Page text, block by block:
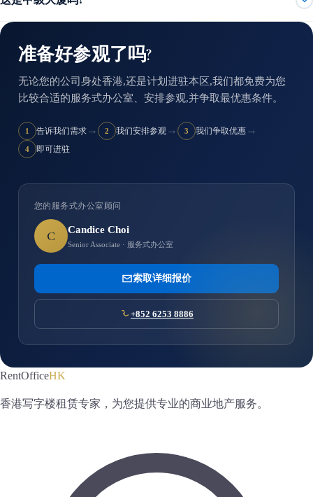
准备好参观了吗?
无论您的公司身处香港,还是计划进驻本区,我们都免费为您
比较合适的服务式办公室、安排参观,并争取最优惠条件。
1 告诉我们需求 → 2 我们安排参观 → 3 我们争取优惠 →
4 即可进驻
您的服务式办公室顾问
C Candice Choi
Senior Associate · 服务式办公室
索取详细报价
+852 6253 8886
RentOfficeHK
香港写字楼租赁专家，为您提供专业的商业地产服务。